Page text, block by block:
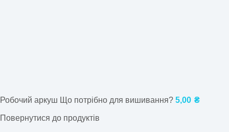
Робочий аркуш Що потрібно для вишивання? 5,00 ₴
Повернутися до продуктів